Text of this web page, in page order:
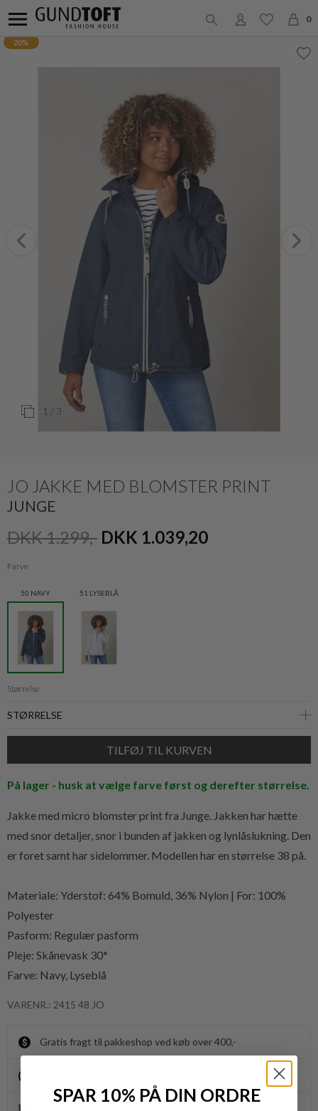
0
20%
1 / 3
JO JAKKE MED BLOMSTER PRINT
JUNGE
DKK 1.299,- DKK 1.039,20
Farve
50 NAVY 51 LYSEBLÅ
Størrelse
På lager - husk at vælge farve først og derefter størrelse.
Jakke med micro blomster print fra Junge. Jakken har hætte
med snor detaljer, snor i bunden af jakken og lynlåslukning. Den
er foret samt har sidelommer. Modellen har en størrelse 38 på.
Materiale: Yderstof: 64% Bomuld, 36% Nylon | For: 100%
Polyester
Pasform: Regulær pasform
Pleje: Skånevask 30*
Farve: Navy, Lyseblå
VARENR.: 2415 48 JO
Gratis fragt til pakkeshop ved køb over 400,-
SPAR 10% PÅ DIN ORDRE